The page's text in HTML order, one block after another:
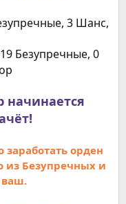
3 Шанс,
Безупречные, 0
начинается
орден
из Безупречных и
ваш.